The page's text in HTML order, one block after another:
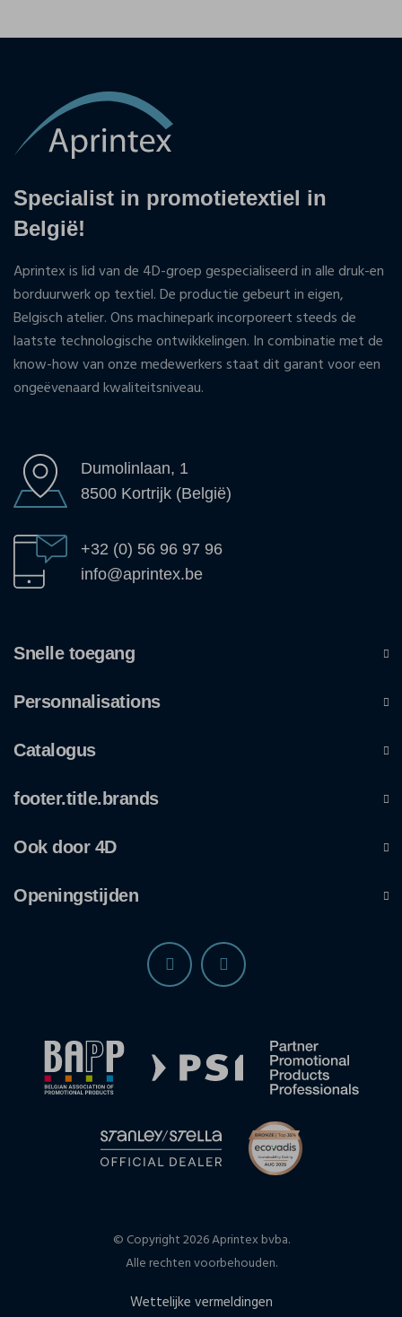
Specialist in promotietextiel in
België!
Aprintex is lid van de 4D-groep gespecialiseerd in alle druk-en
borduurwerk op textiel. De productie gebeurt in eigen,
Belgisch atelier. Ons machinepark incorporeert steeds de
laatste technologische ontwikkelingen. In combinatie met de
know-how van onze medewerkers staat dit garant voor een
ongeëvenaard kwaliteitsniveau.
Dumolinlaan, 1
8500 Kortrijk (België)
+32 (0) 56 96 97 96
info@aprintex.be
Snelle toegang
Personnalisations
Catalogus
footer.title.brands
Ook door 4D
Openingstijden
© Copyright 2026 Aprintex bvba.
Alle rechten voorbehouden.
Wettelijke vermeldingen